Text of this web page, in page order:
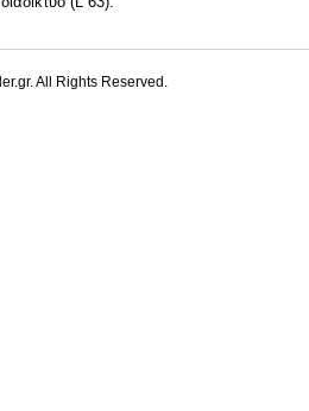
All Rights Reserved.